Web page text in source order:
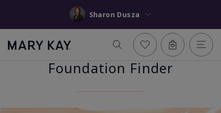
Sharon Dusza
Foundation Finder